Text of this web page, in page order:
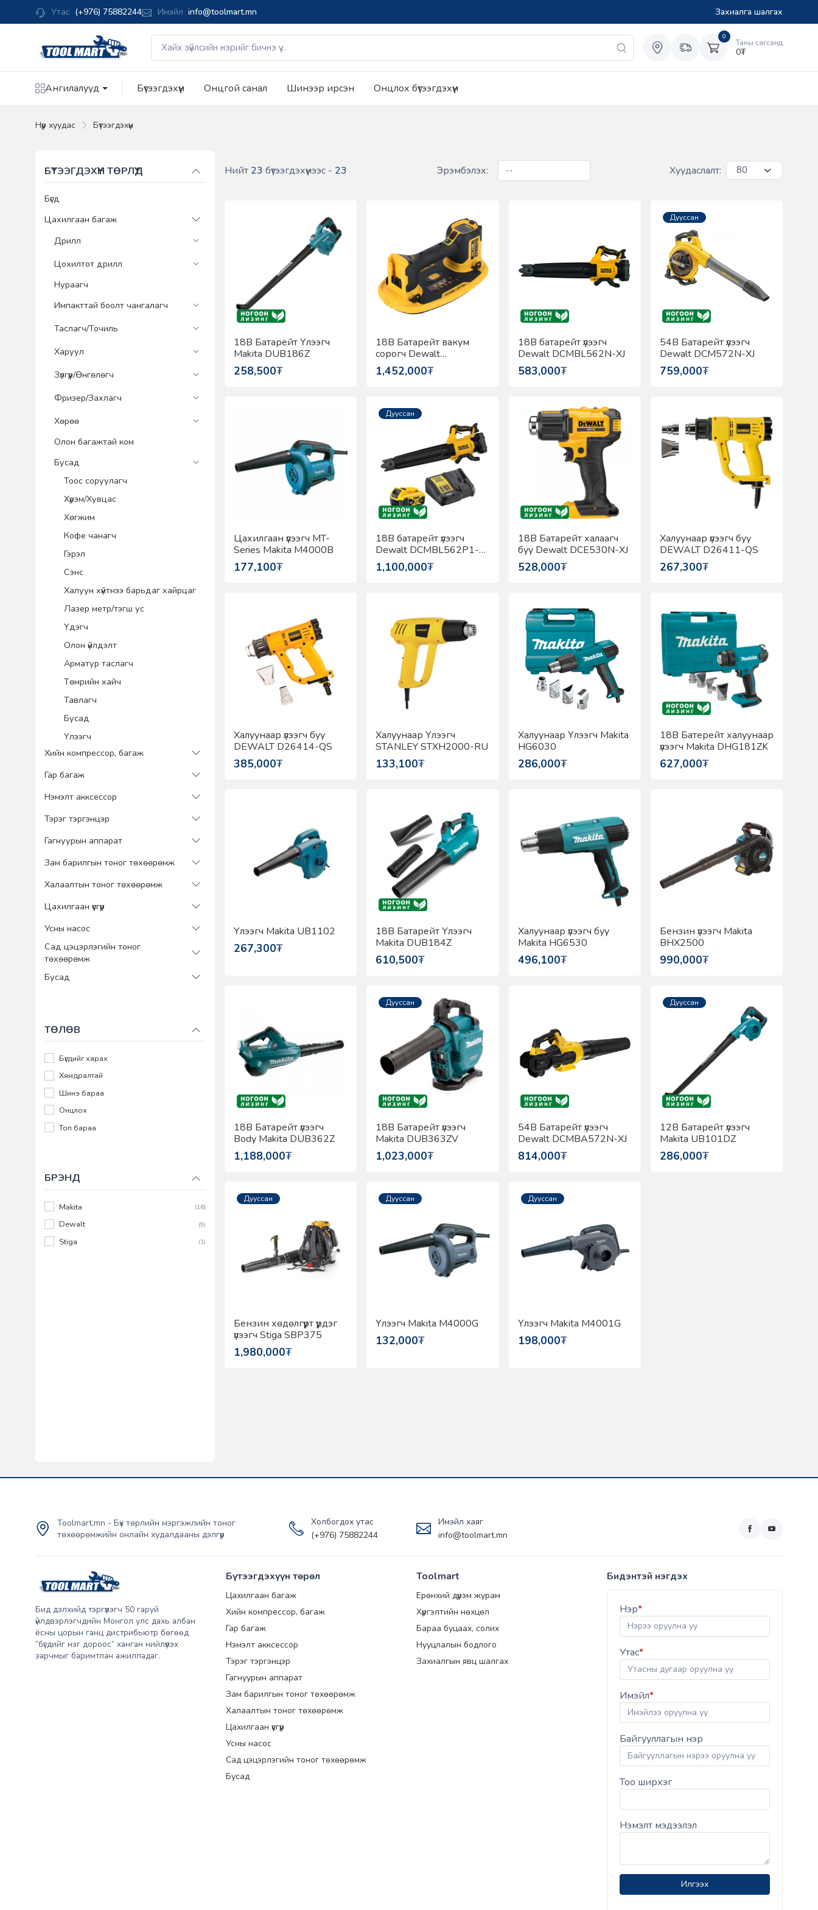
Утас (+976) 75882244 Имэйл info@toolmart.mn Захиалга шалгах
0
Таны сагсанд
0₮
Ангилалууд Бүтээгдэхүүн Онцгой санал Шинээр ирсэн Онцлох бүтээгдэхүүн
Нүүр хуудас Бүтээгдэхүүн
БҮТЭЭГДЭХҮҮН ТӨРЛҮҮД
Бүгд
Цахилгаан багаж
Дрилл
Цохилтот дрилл
Нураагч
Импакттай боолт чангалагч
Таслагч/Точиль
Харуул
Зүлгүүр/Өнгөлөгч
Фризер/Захлагч
Хөрөө
Олон багажтай ком
Бусад
Тоос соруулагч
Хүрэм/Хувцас
Хөгжим
Кофе чанагч
Гэрэл
Сэнс
Халуун хүйтнээ барьдаг хайрцаг
Лазер метр/тэгш ус
Үдэгч
Олон үйлдэлт
Арматур таслагч
Төмрийн хайч
Тавлагч
Бусад
Үлээгч
Хийн компрессор, багаж
Гар багаж
Нэмэлт акксессор
Тэрэг тэргэнцэр
Гагнуурын аппарат
Зам барилгын тоног төхөөрөмж
Халаалтын тоног төхөөрөмж
Цахилгаан үүсгүүр
Усны насос
Сад цэцэрлэгийн тоног
төхөөрөмж
Бусад
ТӨЛӨВ
Бүгдийг харах
Хямдралтай
Шинэ бараа
Онцлох
Топ бараа
БРЭНД
Makita (16)
Dewalt (9)
Stiga (1)
Нийт 23 бүтээгдэхүүнээс - 23 Эрэмбэлэх: Хуудаслалт:
18В Батарейт Үлээгч
Makita DUB186Z
258,500₮
18В Батарейт вакум
сорогч Dewalt
DCE590N-XJ
1,452,000₮
18В батарейт үлээгч
Dewalt DCMBL562N-XJ
583,000₮
Дууссан
54В Батарейт үлээгч
Dewalt DCM572N-XJ
759,000₮
Цахилгаан үлээгч MT-
Series Makita M4000B
177,100₮
Дууссан
18В батарейт үлээгч
Dewalt DCMBL562P1-
QW
1,100,000₮
18В Батарейт халаагч
буу Dewalt DCE530N-XJ
528,000₮
Халуунаар үлээгч буу
DEWALT D26411-QS
267,300₮
Халуунаар үлээгч буу
DEWALT D26414-QS
385,000₮
Халуунаар Үлээгч
STANLEY STXH2000-RU
133,100₮
Халуунаар Үлээгч Makita
HG6030
286,000₮
18В Батерейт халуунаар
үлээгч Makita DHG181ZK
627,000₮
Үлээгч Makita UB1102
267,300₮
18В Батарейт Үлээгч
Makita DUB184Z
610,500₮
Халуунаар үлээгч буу
Makita HG6530
496,100₮
Бензин үлээгч Makita
BHX2500
990,000₮
18В Батарейт үлээгч
Body Makita DUB362Z
1,188,000₮
Дууссан
18В Батарейт үлээгч
Makita DUB363ZV
1,023,000₮
54В Батарейт үлээгч
Dewalt DCMBA572N-XJ
814,000₮
Дууссан
12В Батарейт үлээгч
Makita UB101DZ
286,000₮
Дууссан
Бензин хөдөлгүүрт үүрдэг
үлээгч Stiga SBP375
1,980,000₮
Дууссан
Үлээгч Makita M4000G
132,000₮
Дууссан
Үлээгч Makita M4001G
198,000₮
Toolmart.mn - Бүх төрлийн мэргэжлийн тоног
төхөөрөмжийн онлайн худалдааны дэлгүүр
Холбогдох утас
(+976) 75882244
Имэйл хаяг
info@toolmart.mn
Бид дэлхийд тэргүүлэгч 50 гаруй
үйлдвэрлэгчдийн Монгол улс дахь албан
ёсны цорын ганц дистрибьютр бөгөөд
“бүгдийг нэг дороос” ханган нийлүүлэх
зарчмыг баримтлан ажилладаг.
Бүтээгдэхүүн төрөл
Цахилгаан багаж
Хийн компрессор, багаж
Гар багаж
Нэмэлт акксессор
Тэрэг тэргэнцэр
Гагнуурын аппарат
Зам барилгын тоног төхөөрөмж
Халаалтын тоног төхөөрөмж
Цахилгаан үүсгүүр
Усны насос
Сад цэцэрлэгийн тоног төхөөрөмж
Бусад
Toolmart
Ерөнхий дүрэм журам
Хүргэлтийн нөхцөл
Бараа буцаах, солих
Нууцлалын бодлого
Захиалгын явц шалгах
Бидэнтэй нэгдэх
Нэр*
Утас*
Имэйл*
Байгууллагын нэр
Тоо ширхэг
Нэмэлт мэдээлэл
Илгээх